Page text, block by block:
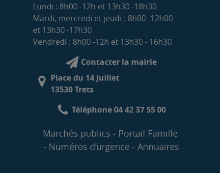
Lundi : 8h00 -12h et 13h30 -18h30
Mardi, mercredi et jeudi : 8h00 -12h00
et 13h30 -17h30
Vendredi : 8h00 -12h et 13h30 - 16h30
Contacter la mairie
Place du 14 Juillet
13530 Trets
Téléphone 04 42 37 55 00
Marchés publics
Portail Famille
Numéros d’urgence
Annuaires